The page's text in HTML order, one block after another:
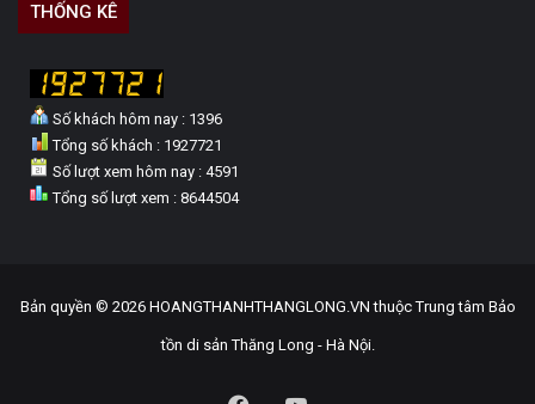
THỐNG KÊ
Số khách hôm nay : 1396
Tổng số khách : 1927721
Số lượt xem hôm nay : 4591
Tổng số lượt xem : 8644504
Bản quyền © 2026 HOANGTHANHTHANGLONG.VN thuộc Trung tâm Bảo
tồn di sản Thăng Long - Hà Nội.